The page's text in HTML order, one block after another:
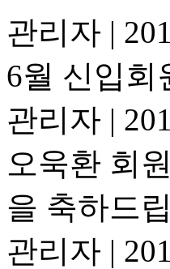
관리자 |
6월 신입회
관리자 |
오욱환 회
을 축하드
관리자 |